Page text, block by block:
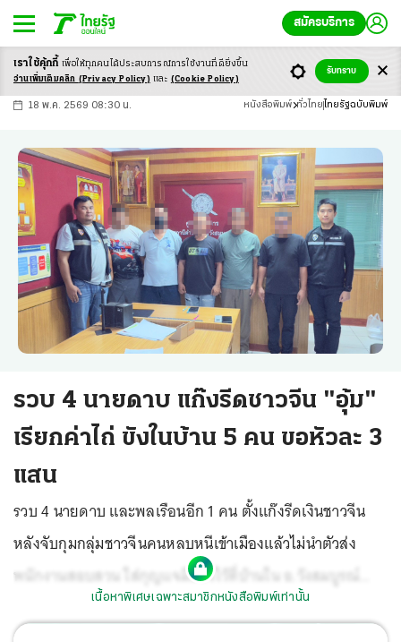
สมัครบริการ
-ก ก ก+
18 พ.ค. 2569 08:30 น. หนังสือพิมพ์ ทั่วไทย ไทยรัฐฉบับพิมพ์
รวบ 4 นายดาบ แก๊งรีดชาวจีน "อุ้ม"
เรียกค่าไถ่ ขังในบ้าน 5 คน ขอหัวละ 3
แสน
รวบ 4 นายดาบ และพลเรือนอีก 1 คน ตั้งแก๊งรีดเงินชาวจีน
หลังจับกุมกลุ่มชาวจีนคนหลบหนีเข้าเมืองแล้วไม่นำตัวส่ง
พนักงานสอบสวน ใส่กุญแจมือขังไว้ที่บ้านใน อ.วังสมบูรณ์
จ.สระแก้ว เรียกเงินคนละ 3 แสนบาท เพื่อแลกกับอิสรภาพ
เนื้อหาพิเศษเฉพาะสมาชิกหนังสือพิมพ์เท่านั้น
เราใช้คุ้กกี้ เพื่อให้ทุกคนได้ประสบการณ์การใช้งานที่ดียิ่งขึ้น
อ่านเพิ่มเติมคลิก (Privacy Policy) และ (Cookie Policy)
รับทราบ